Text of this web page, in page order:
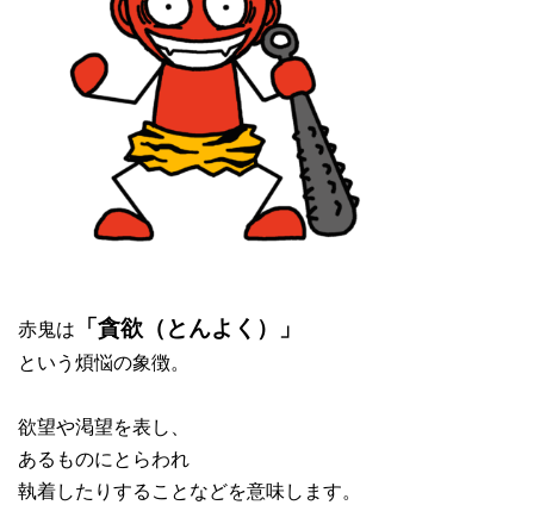
赤鬼は 「貪欲（とんよく）」
という煩悩の象徴。
欲望や渇望を表し、
あるものにとらわれ
執着したりすることなどを意味します。